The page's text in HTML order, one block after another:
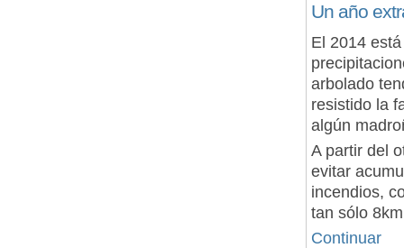
Un año
El 2014
arbolado
resistido la
algún
A partir del
evitar
incendios,
tan sólo
Continuar